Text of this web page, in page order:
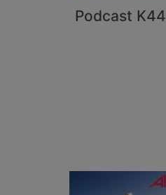
Podcast K44